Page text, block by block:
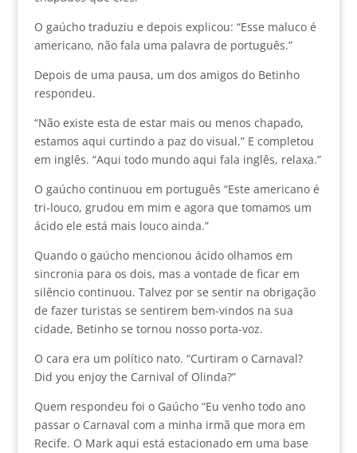
O gaúcho traduziu e depois explicou: “Esse maluco é
americano, não fala uma palavra de português.”
Depois de uma pausa, um dos amigos do Betinho
respondeu.
“Não existe esta de estar mais ou menos chapado,
estamos aqui curtindo a paz do visual.” E completou
em inglês. “Aqui todo mundo aqui fala inglês, relaxa.”
O gaúcho continuou em português “Este americano é
tri-louco, grudou em mim e agora que tomamos um
ácido ele está mais louco ainda.”
Quando o gaúcho mencionou ácido olhamos em
sincronia para os dois, mas a vontade de ficar em
silêncio continuou. Talvez por se sentir na obrigação
de fazer turistas se sentirem bem-vindos na sua
cidade, Betinho se tornou nosso porta-voz.
O cara era um político nato. “Curtiram o Carnaval?
Did you enjoy the Carnival of Olinda?”
Quem respondeu foi o Gaúcho “Eu venho todo ano
passar o Carnaval com a minha irmã que mora em
Recife. O Mark aqui está estacionado em uma base